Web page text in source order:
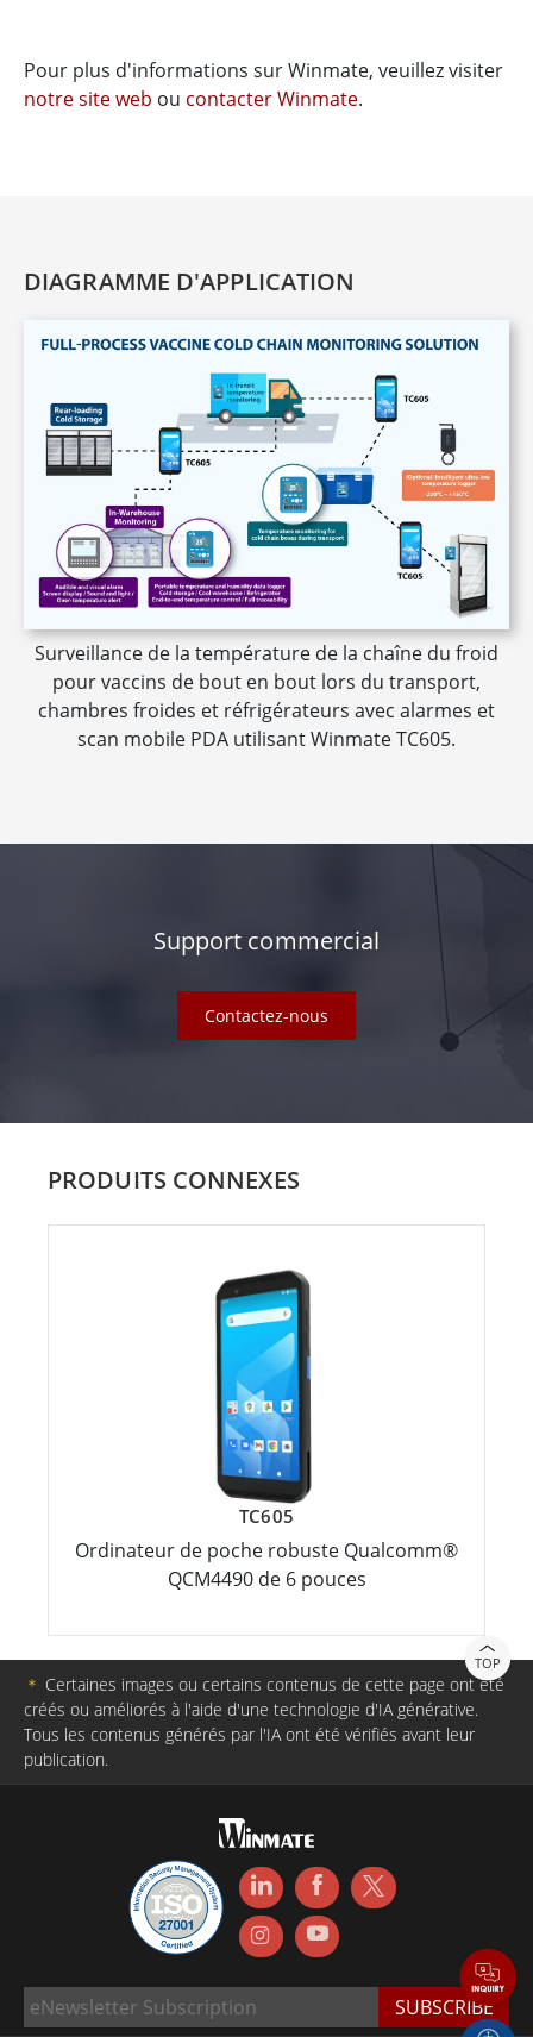
Pour plus d'informations sur Winmate, veuillez visiter
notre site web ou contacter Winmate.
DIAGRAMME D'APPLICATION
Surveillance de la température de la chaîne du froid
pour vaccins de bout en bout lors du transport,
chambres froides et réfrigérateurs avec alarmes et
scan mobile PDA utilisant Winmate TC605.
Support commercial
Contactez-nous
PRODUITS CONNEXES
TC605
Ordinateur de poche robuste Qualcomm®
QCM4490 de 6 pouces
TOP
＊ Certaines images ou certains contenus de cette page ont été
créés ou améliorés à l'aide d'une technologie d'IA générative.
Tous les contenus générés par l'IA ont été vérifiés avant leur
publication.